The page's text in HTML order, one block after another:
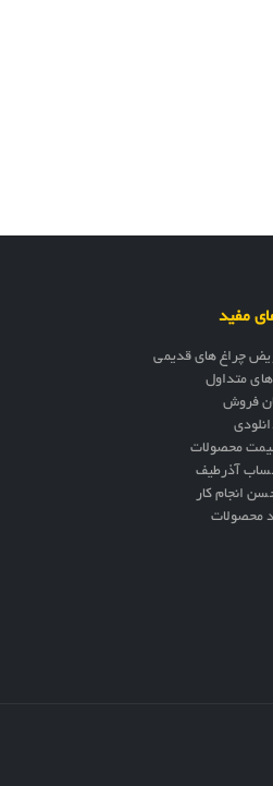
مفید
چراغ های قدیمی
متداول
فروش
محصولات
آذرطیف
انجام کار
محصولات